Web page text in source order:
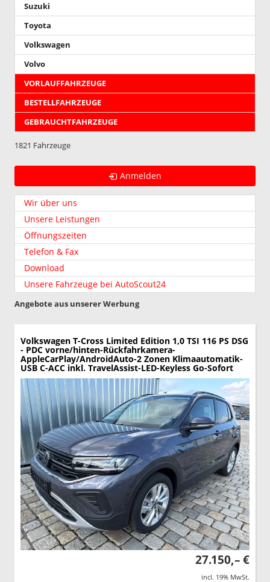
Suzuki
Toyota
Volkswagen
Volvo
VORLAUFFAHRZEUGE
BESTELLFAHRZEUGE
GEBRAUCHTFAHRZEUGE
1821 Fahrzeuge
Anmelden
Wir über uns
Unsere Leistungen
Öffnungszeiten
Telefon & Fax
Download
Unsere Fahrzeuge bei AutoScout24
Angebote aus unserer Werbung
Volkswagen T-Cross Limited Edition 1,0 TSI 116 PS DSG
- PDC vorne/hinten-Rückfahrkamera-
AppleCarPlay/AndroidAuto-2 Zonen Klimaautomatik-
USB C-ACC inkl. TravelAssist-LED-Keyless Go-Sofort
27.150,– €
incl. 19% MwSt.